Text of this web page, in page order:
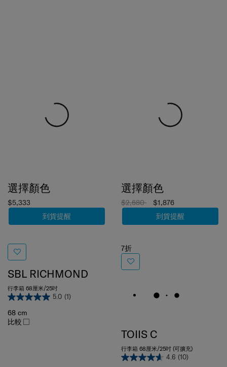
$5,333
到貨提醒
SBL RICHMOND
行李箱 68厘米/25吋
5.0
68 cm
比較
$2,680
$1,876
到貨提醒
行李箱 68厘米/25吋 (可擴充)
4.6 (10)
68 cm